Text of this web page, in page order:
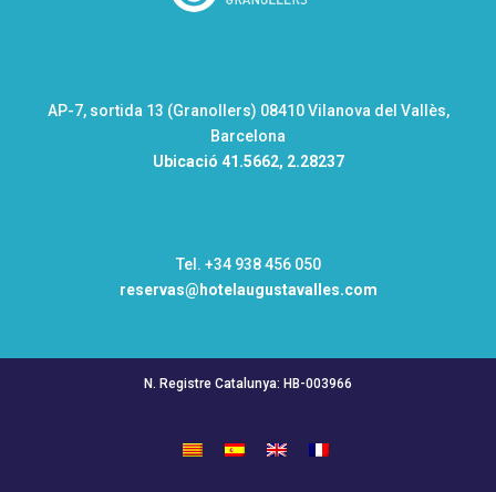
AP-7, sortida 13 (Granollers) 08410 Vilanova del Vallès,
Barcelona
Ubicació 41.5662, 2.28237
Tel. +34 938 456 050
reservas@hotelaugustavalles.com
N. Registre Catalunya: HB-003966